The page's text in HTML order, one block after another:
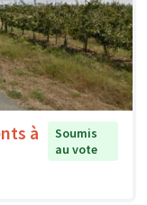
à
Soumis
au vote